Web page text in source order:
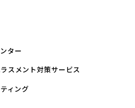
ター
スメント対策サービス
ィング